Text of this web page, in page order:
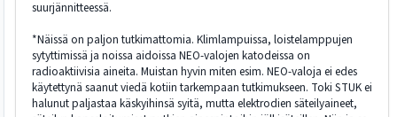
suurjännitteessä.
*Näissä on paljon tutkimattomia. Klimlampuissa, loistelamppujen
sytyttimissä ja noissa aidoissa NEO-valojen katodeissa on
radioaktiivisia aineita. Muistan hyvin miten esim. NEO-valoja ei edes
käytettynä saanut viedä kotiin tarkempaan tutkimukseen. Toki STUK ei
halunut paljastaa käskyihinsä syitä, mutta elektrodien säteilyaineet,